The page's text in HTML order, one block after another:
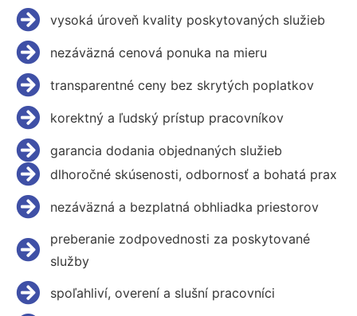
vysoká úroveň kvality poskytovaných služieb
nezáväzná cenová ponuka na mieru
transparentné ceny bez skrytých poplatkov
korektný a ľudský prístup pracovníkov
garancia dodania objednaných služieb
dlhoročné skúsenosti, odbornosť a bohatá prax
nezáväzná a bezplatná obhliadka priestorov
preberanie zodpovednosti za poskytované
služby
spoľahliví, overení a slušní pracovníci